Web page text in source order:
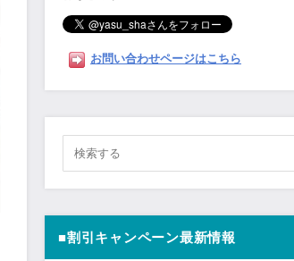
お問い合わせページはこちら
■割引キャンペーン最新情報